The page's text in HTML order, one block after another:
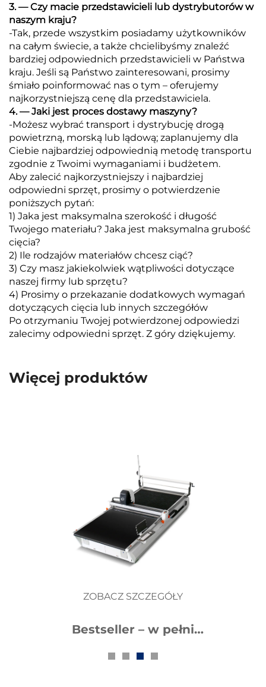
3. — Czy macie przedstawicieli lub dystrybutorów w
naszym kraju?
-Tak, przede wszystkim posiadamy użytkowników
na całym świecie, a także chcielibyśmy znaleźć
bardziej odpowiednich przedstawicieli w Państwa
kraju. Jeśli są Państwo zainteresowani, prosimy
śmiało poinformować nas o tym – oferujemy
najkorzystniejszą cenę dla przedstawiciela.
4. — Jaki jest proces dostawy maszyny?
-Możesz wybrać transport i dystrybucję drogą
powietrzną, morską lub lądową; zaplanujemy dla
Ciebie najbardziej odpowiednią metodę transportu
zgodnie z Twoimi wymaganiami i budżetem.
Aby zalecić najkorzystniejszy i najbardziej
odpowiedni sprzęt, prosimy o potwierdzenie
poniższych pytań:
1) Jaka jest maksymalna szerokość i długość
Twojego materiału? Jaka jest maksymalna grubość
cięcia?
2) Ile rodzajów materiałów chcesz ciąć?
3) Czy masz jakiekolwiek wątpliwości dotyczące
naszej firmy lub sprzętu?
4) Prosimy o przekazanie dodatkowych wymagań
dotyczących cięcia lub innych szczegółów
Po otrzymaniu Twojej potwierdzonej odpowiedzi
zalecimy odpowiedni sprzęt. Z góry dziękujemy.
Więcej produktów
ZOBACZ SZCZEGÓŁY
Bestseller – precyzyjna,
frezarka CNC do cięcia